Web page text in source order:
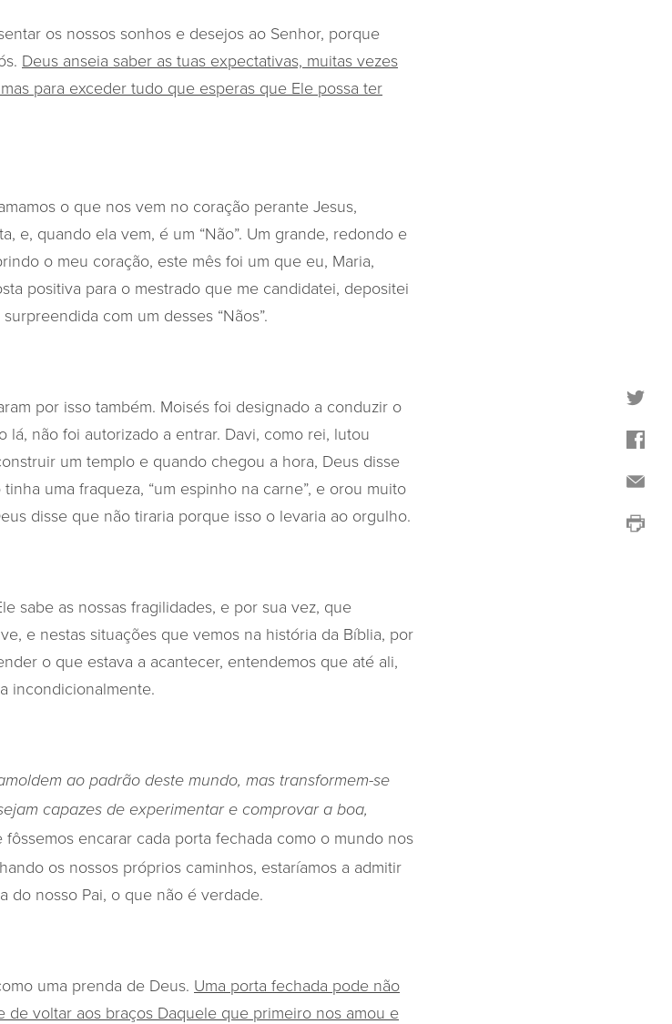
os nossos sonhos e desejos ao Senhor, porque
Deus anseia saber as tuas expectativas, muitas vezes
para exceder tudo que esperas que Ele possa ter
o que nos vem no coração perante Jesus,
e, quando ela vem, é um “Não”. Um grande, redondo e
o meu coração, este mês foi um que eu, Maria,
positiva para o mestrado que me candidatei, depositei
com um desses “Nãos”.
por isso também. Moisés foi designado a conduzir o
lá, não foi autorizado a entrar. Davi, como rei, lutou
um templo e quando chegou a hora, Deus disse
uma fraqueza, “um espinho na carne”, e orou muito
disse que não tiraria porque isso o levaria ao orgulho.
sabe as nossas fragilidades, e por sua vez, que
e nestas situações que vemos na história da Bíblia, por
o que estava a acantecer, entendemos que até ali,
incondicionalmente.
ao padrão deste mundo, mas transformem-se
capazes de experimentar e comprovar a boa,
fôssemos encarar cada porta fechada como o mundo nos
os nossos próprios caminhos, estaríamos a admitir
do nosso Pai, o que não é verdade.
uma prenda de Deus. Uma porta fechada pode não
de voltar aos braços Daquele que primeiro nos amou e